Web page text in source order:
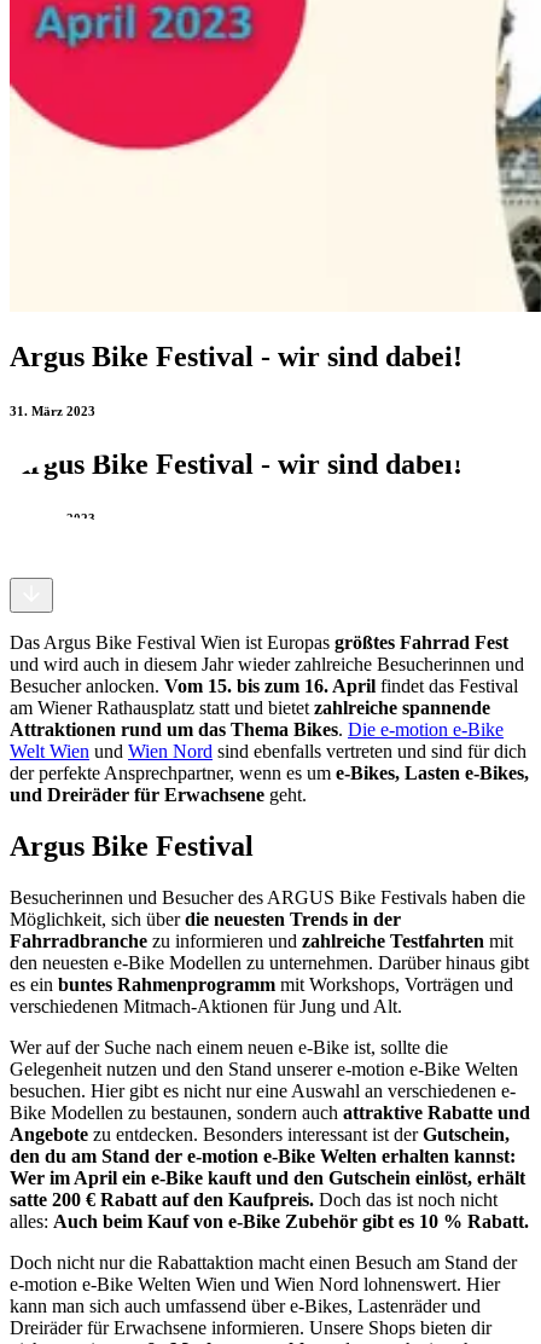
Argus Bike Festival - wir sind dabei!
31. März 2023
Argus Bike Festival - wir sind dabei!
31. März 2023
Das Argus Bike Festival Wien ist Europas größtes Fahrrad Fest
und wird auch in diesem Jahr wieder zahlreiche Besucherinnen und
Besucher anlocken. Vom 15. bis zum 16. April findet das Festival
am Wiener Rathausplatz statt und bietet zahlreiche spannende
Attraktionen rund um das Thema Bikes. Die e-motion e-Bike
Welt Wien und Wien Nord sind ebenfalls vertreten und sind für dich
der perfekte Ansprechpartner, wenn es um e-Bikes, Lasten e-Bikes,
und Dreiräder für Erwachsene geht.
Argus Bike Festival
Besucherinnen und Besucher des ARGUS Bike Festivals haben die
Möglichkeit, sich überdie neuesten Trends in der
Fahrradbranche zu informieren und zahlreiche Testfahrten mit
den neuesten e-Bike Modellen zu unternehmen. Darüber hinaus gibt
es ein buntes Rahmenprogramm mit Workshops, Vorträgen und
verschiedenen Mitmach-Aktionen für Jung und Alt.
Wer auf der Suche nach einem neuen e-Bike ist, sollte die
Gelegenheit nutzen und den Stand unserer e-motion e-Bike Welten
besuchen. Hier gibt es nicht nur eine Auswahl an verschiedenen e-
Bike Modellen zu bestaunen, sondern auch attraktive Rabatte und
Angebote zu entdecken. Besonders interessant ist derGutschein,
den du am Stand der e-motion e-Bike Welten erhalten kannst:
Wer im April ein e-Bike kauft und den Gutschein einlöst, erhält
satte 200 € Rabatt auf den Kaufpreis. Doch das ist noch nicht
alles: Auch beim Kauf von e-Bike Zubehör gibt es 10 % Rabatt.
Doch nicht nur die Rabattaktion macht einen Besuch am Stand der
e-motion e-Bike Welten Wien und Wien Nord lohnenswert. Hier
kann man sich auch umfassend über e-Bikes, Lastenräder und
Dreiräder für Erwachsene informieren. Unsere Shops bieten dir